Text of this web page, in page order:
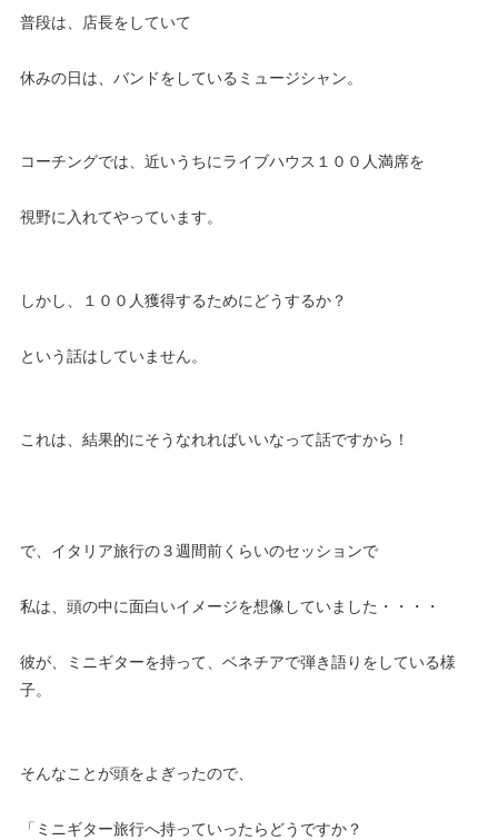
普段は、店長をしていて
休みの日は、バンドをしているミュージシャン。
コーチングでは、近いうちにライブハウス１００人満席を
視野に入れてやっています。
しかし、１００人獲得するためにどうするか？
という話はしていません。
これは、結果的にそうなれればいいなって話ですから！
で、イタリア旅行の３週間前くらいのセッションで
私は、頭の中に面白いイメージを想像していました・・・・
彼が、ミニギターを持って、ベネチアで弾き語りをしている様
子。
そんなことが頭をよぎったので、
「ミニギター旅行へ持っていったらどうですか？